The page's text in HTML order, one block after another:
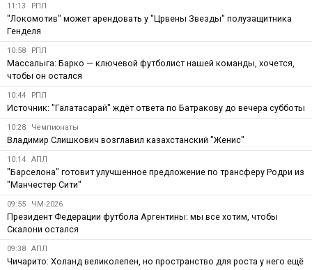
11:13 РПЛ
"Локомотив" может арендовать у "Црвены Звезды" полузащитника
Генделя
10:58 РПЛ
Массалыга: Барко — ключевой футболист нашей команды, хочется,
чтобы он остался
10:44 РПЛ
Источник: "Галатасарай" ждёт ответа по Батракову до вечера субботы
10:28 Чемпионаты
Владимир Слишкович возглавил казахстанский "Женис"
10:14 АПЛ
"Барселона" готовит улучшенное предложение по трансферу Родри из
"Манчестер Сити"
09:55 ЧМ-2026
Президент Федерации футбола Аргентины: мы все хотим, чтобы
Скалони остался
09:38 АПЛ
Чичарито: Холанд великолепен, но пространство для роста у него ещё